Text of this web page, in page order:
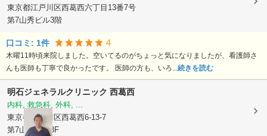
東京都江戸川区西葛西六丁目13番7号
第7山秀ビル3階
口コミ: 1件 4
木曜11時頃来院しました。空いてるのがちょっと気になりましたが、看護師さ
んも医師も丁寧で良かったです。 医師の方も、いろ... 続きを読む
明石ジェネラルクリニック 西葛西
内科, 救急科, 外科, ...
東京都江戸川区西葛西6-13-7
第7山秀ビル3F